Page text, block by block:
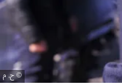
ح. م